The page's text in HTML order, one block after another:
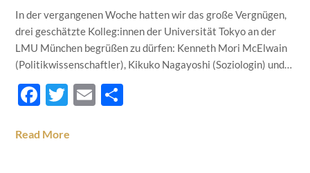
In der vergangenen Woche hatten wir das große Vergnügen,
drei geschätzte Kolleg:innen der Universität Tokyo an der
LMU München begrüßen zu dürfen: Kenneth Mori McElwain
(Politikwissenschaftler), Kikuko Nagayoshi (Soziologin) und…
Facebook
Twitter
Email
Read More